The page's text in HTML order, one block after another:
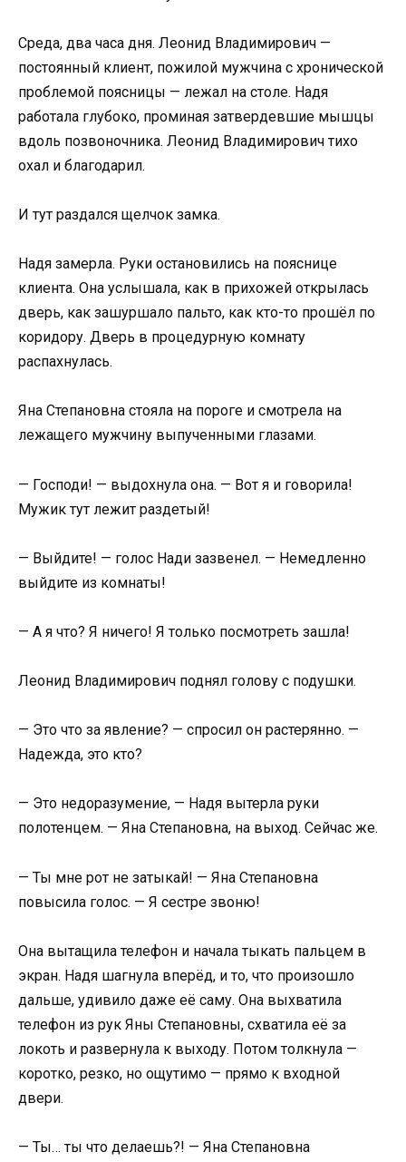
Среда, два часа дня. Леонид Владимирович —
постоянный клиент, пожилой мужчина с хронической
проблемой поясницы — лежал на столе. Надя
работала глубоко, проминая затвердевшие мышцы
вдоль позвоночника. Леонид Владимирович тихо
охал и благодарил.
И тут раздался щелчок замка.
Надя замерла. Руки остановились на пояснице
клиента. Она услышала, как в прихожей открылась
дверь, как зашуршало пальто, как кто-то прошёл по
коридору. Дверь в процедурную комнату
распахнулась.
Яна Степановна стояла на пороге и смотрела на
лежащего мужчину выпученными глазами.
— Господи! — выдохнула она. — Вот я и говорила!
Мужик тут лежит раздетый!
— Выйдите! — голос Нади зазвенел. — Немедленно
выйдите из комнаты!
— А я что? Я ничего! Я только посмотреть зашла!
Леонид Владимирович поднял голову с подушки.
— Это что за явление? — спросил он растерянно. —
Надежда, это кто?
— Это недоразумение, — Надя вытерла руки
полотенцем. — Яна Степановна, на выход. Сейчас же.
— Ты мне рот не затыкай! — Яна Степановна
повысила голос. — Я сестре звоню!
Она вытащила телефон и начала тыкать пальцем в
экран. Надя шагнула вперёд, и то, что произошло
дальше, удивило даже её саму. Она выхватила
телефон из рук Яны Степановны, схватила её за
локоть и развернула к выходу. Потом толкнула —
коротко, резко, но ощутимо — прямо к входной
двери.
— Ты… ты что делаешь?! — Яна Степановна